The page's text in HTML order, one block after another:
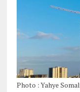
Photo : Yahye